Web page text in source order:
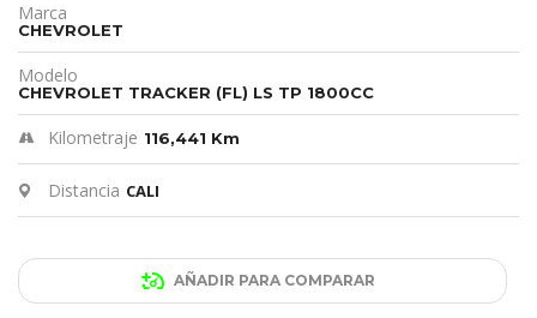
Marca
CHEVROLET
Modelo
CHEVROLET TRACKER (FL) LS TP 1800CC
Kilometraje 116,441 Km
Distancia CALI
AÑADIR PARA COMPARAR